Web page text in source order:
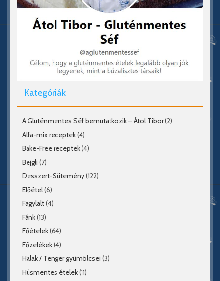
Kategóriák
A Gluténmentes Séf bemutatkozik – Átol Tibor(2)
Alfa-mix receptek(4)
Bake-Free receptek(4)
Bejgli (7)
Desszert-Sütemény(122)
Előétel(6)
Fagylalt(4)
Fánk(13)
Főételek(64)
Főzelékek(4)
Halak / Tenger gyümölcsei (3)
Húsmentes ételek(11)